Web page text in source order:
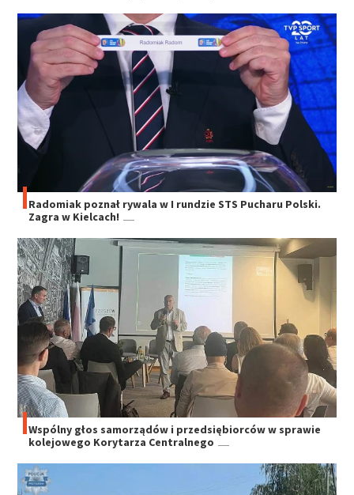
Radomiak poznał rywala w I rundzie STS Pucharu Polski.
Zagra w Kielcach!
Wspólny głos samorządów i przedsiębiorców w sprawie
kolejowego Korytarza Centralnego